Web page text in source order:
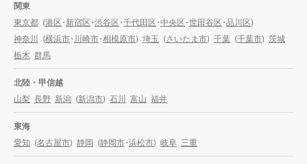
関東
東京都 (港区・新宿区・渋谷区・千代田区・中央区・世田谷区・品川区)
神奈川
(横浜市・川崎市・相模原市) 埼玉 (さいたま市) 千葉 (千葉市) 茨城
栃木 群馬
北陸・甲信越
山梨 長野 新潟 (新潟市) 石川 富山 福井
東海
愛知 (名古屋市) 静岡 (静岡市・浜松市) 岐阜 三重